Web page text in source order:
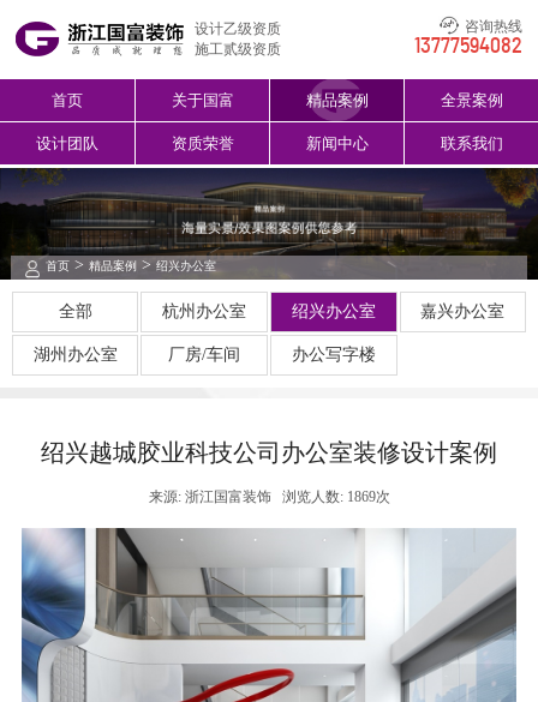
设计乙级资质
施工贰级资质
咨询热线
13777594082
首页 关于国富 精品案例 全景案例
设计团队 资质荣誉 新闻中心 联系我们
首页> 精品案例>绍兴办公室
全部 杭州办公室 绍兴办公室 嘉兴办公室
湖州办公室 厂房/车间 办公写字楼
绍兴越城胶业科技公司办公室装修设计案例
来源: 浙江国富装饰 浏览人数: 1869次